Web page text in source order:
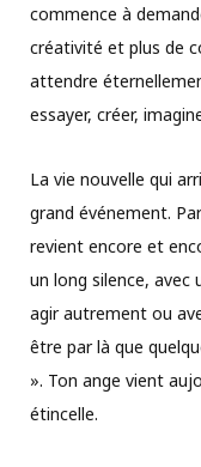
commence à
créativité et plus de
attendre
essayer, créer,
La vie nouvelle qui
grand événement.
revient encore et
un long silence,
agir autrement ou
être par là que
». Ton ange vient
étincelle.